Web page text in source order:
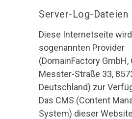
Server-Log-Dateien
Diese Internetseite
sogenannten Provider
(DomainFactory GmbH,
Messter-Straße 33,
Deutschland) zur
Das CMS (Content
System) dieser